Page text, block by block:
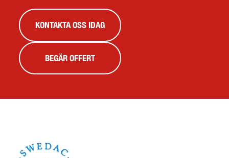
KONTAKTA OSS IDAG
BEGÄR OFFERT